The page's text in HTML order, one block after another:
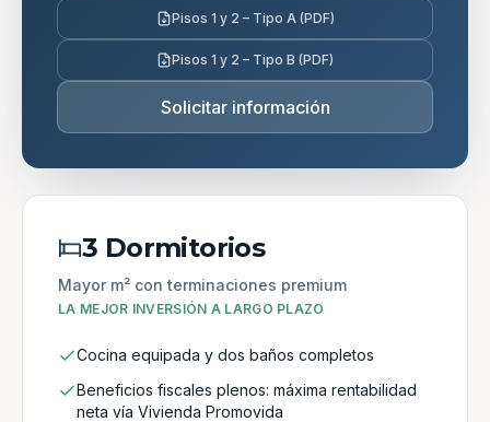
Pisos 1 y 2 – Tipo A (PDF)
Pisos 1 y 2 – Tipo B (PDF)
Solicitar información
3 Dormitorios
Mayor m² con terminaciones premium
LA MEJOR INVERSIÓN A LARGO PLAZO
Cocina equipada y dos baños completos
Beneficios fiscales plenos: máxima rentabilidad
neta vía Vivienda Promovida